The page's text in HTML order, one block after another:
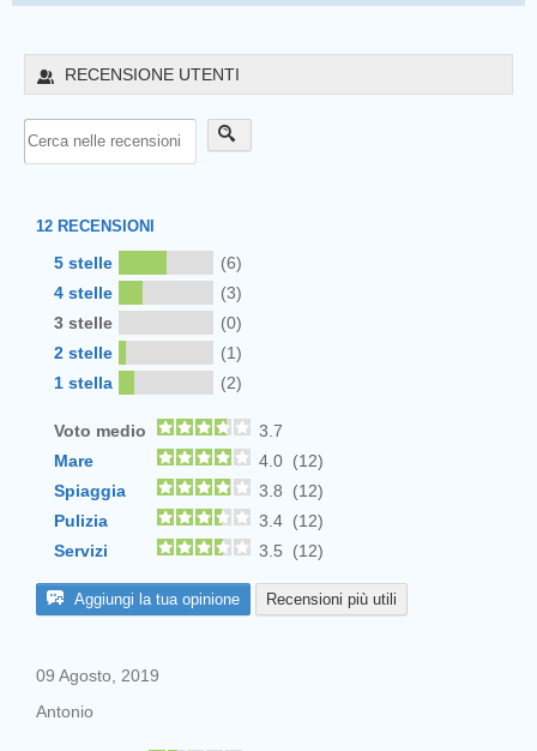
RECENSIONE UTENTI
12 RECENSIONI
5 stelle
(6)
4 stelle
(3)
3 stelle
(0)
2 stelle
(1)
1 stella
(2)
Voto medio
3.7
Mare
4.0 (12)
Spiaggia
3.8 (12)
Pulizia
3.4 (12)
Servizi
3.5 (12)
Aggiungi la tua opinione Recensioni più utili
09 Agosto, 2019
Antonio